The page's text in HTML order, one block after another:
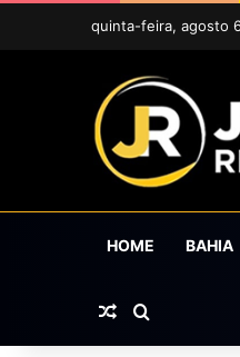
quinta-feira, agosto
HOME BAHIA
Artigo aleatório
Procurar